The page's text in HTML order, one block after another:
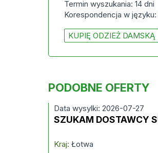
Termin wyszukania: 14 dni
Korespondencja w języku:
KUPIĘ ODZIEŻ DAMSKĄ
PODOBNE OFERTY
Data wysylki: 2026-07-27
SZUKAM DOSTAWCY
Kraj: Łotwa